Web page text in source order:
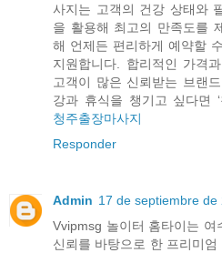
사지는 고객의 건강 상태와
을 활용해 최고의 만족도를
해 언제든 편리하게 예약할
지원합니다. 합리적인 가격
고객이 많은 신뢰받는 브랜
강과 휴식을 챙기고 싶다면
청주출장마사지
Responder
Admin 17 de septiembre de
Vvipmsg 놀이터 홈타이는
신뢰를 바탕으로 한 프리미